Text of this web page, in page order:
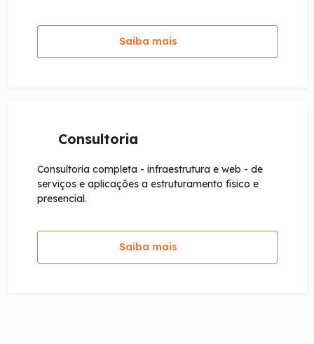
Saiba mais
Consultoria
Consultoria completa - infraestrutura e web - de
serviços e aplicações a estruturamento físico e
presencial.
Saiba mais